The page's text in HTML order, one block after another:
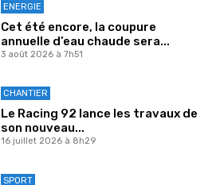
ENERGIE
Cet été encore, la coupure
annuelle d’eau chaude sera...
3 août 2026 à 7h51
CHANTIER
Le Racing 92 lance les travaux de
son nouveau...
16 juillet 2026 à 8h29
SPORT